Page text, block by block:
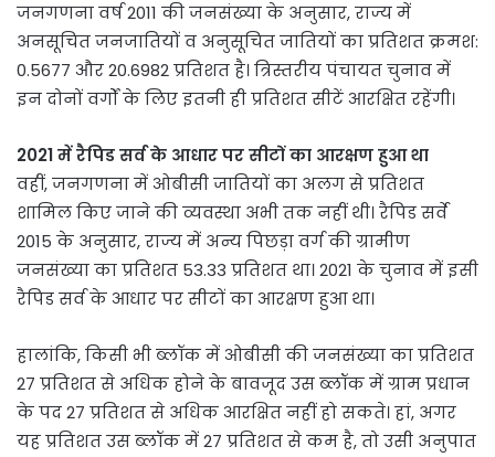
जनगणना वर्ष 2011 की जनसंख्या के अनुसार, राज्य में
अनसूचित जनजातियों व अनुसूचित जातियों का प्रतिशत क्रमश:
0.5677 और 20.6982 प्रतिशत है। त्रिस्तरीय पंचायत चुनाव में
इन दोनों वर्गों के लिए इतनी ही प्रतिशत सीटें आरक्षित रहेंगी।
2021 में रैपिड सर्व के आधार पर सीटों का आरक्षण हुआ था
वहीं, जनगणना में ओबीसी जातियों का अलग से प्रतिशत
शामिल किए जाने की व्यवस्था अभी तक नहीं थी। रैपिड सर्वे
2015 के अनुसार, राज्य में अन्य पिछड़ा वर्ग की ग्रामीण
जनसंख्या का प्रतिशत 53.33 प्रतिशत था। 2021 के चुनाव में इसी
रैपिड सर्व के आधार पर सीटों का आरक्षण हुआ था।
हालांकि, किसी भी ब्लॉक में ओबीसी की जनसंख्या का प्रतिशत
27 प्रतिशत से अधिक होने के बावजूद उस ब्लॉक में ग्राम प्रधान
के पद 27 प्रतिशत से अधिक आरक्षित नहीं हो सकते। हां, अगर
यह प्रतिशत उस ब्लॉक में 27 प्रतिशत से कम है, तो उसी अनुपात